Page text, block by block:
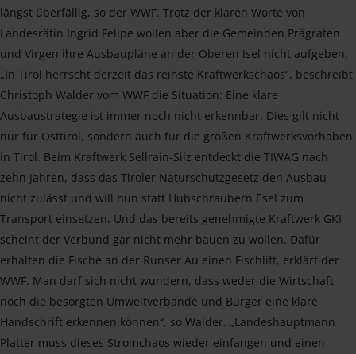
längst überfällig, so der WWF. Trotz der klaren Worte von
Landesrätin Ingrid Felipe wollen aber die Gemeinden Prägraten
und Virgen ihre Ausbaupläne an der Oberen Isel nicht aufgeben.
„In Tirol herrscht derzeit das reinste Kraftwerkschaos“, beschreibt
Christoph Walder vom WWF die Situation: Eine klare
Ausbaustrategie ist immer noch nicht erkennbar. Dies gilt nicht
nur für Osttirol, sondern auch für die großen Kraftwerksvorhaben
in Tirol. Beim Kraftwerk Sellrain-Silz entdeckt die TIWAG nach
zehn Jahren, dass das Tiroler Naturschutzgesetz den Ausbau
nicht zulässt und will nun statt Hubschraubern Esel zum
Transport einsetzen. Und das bereits genehmigte Kraftwerk GKI
scheint der Verbund gar nicht mehr bauen zu wollen. Dafür
erhalten die Fische an der Runser Au einen Fischlift, erklärt der
WWF. Man darf sich nicht wundern, dass weder die Wirtschaft
noch die besorgten Umweltverbände und Bürger eine klare
Handschrift erkennen können“, so Walder. „Landeshauptmann
Platter muss dieses Stromchaos wieder einfangen und einen